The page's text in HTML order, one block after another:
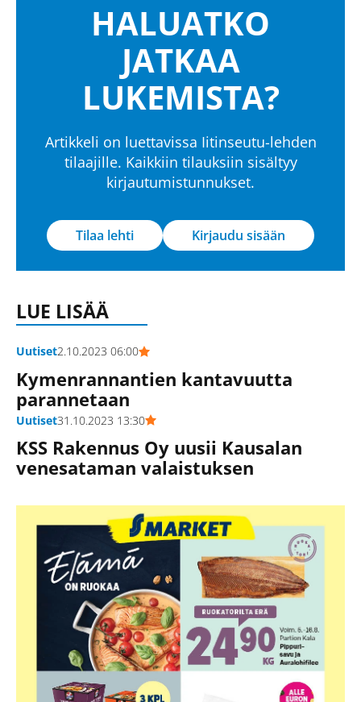
HALUATKO
JATKAA
LUKEMISTA?
Artikkeli on luettavissa Iitinseutu-lehden
tilaajille. Kaikkiin tilauksiin sisältyy
kirjautumistunnukset.
Tilaa lehti Kirjaudu sisään
LUE LISÄÄ
Uutiset2.10.2023 06:00
Kymenrannantien kantavuutta
parannetaan
Uutiset31.10.2023 13:30
KSS Rakennus Oy uusii Kausalan
venesataman valaistuksen